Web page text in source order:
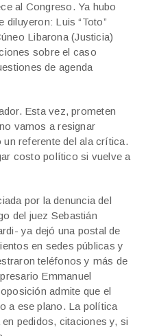
al Congreso. Ya hubo
diluyeron: Luis “Toto”
Libarona (Justicia)
sobre el caso
de agenda
Esta vez, prometen
vamos a resignar
referente del ala crítica.
costo político si vuelve a
por la denuncia del
del juez Sebastián
ya dejó una postal de
en sedes públicas y
teléfonos y más de
Emmanuel
admite que el
a ese plano. La política
pedidos, citaciones y, si